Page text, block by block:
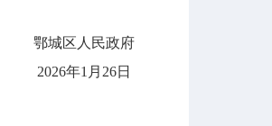
鄂城区人民政府
2026年1月26日